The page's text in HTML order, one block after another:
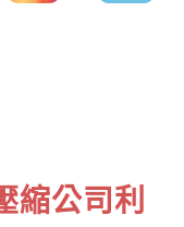
縮公司利